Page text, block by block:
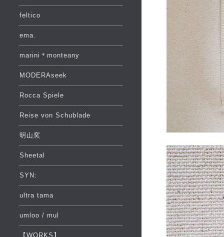
feltico
ema.
marini＊monteany
MODERAseek
Rocca Spiele
Reise von Schublade
明山窯
Sheetal
SYN:
ultra tama
umloo / mul
【WORKS】